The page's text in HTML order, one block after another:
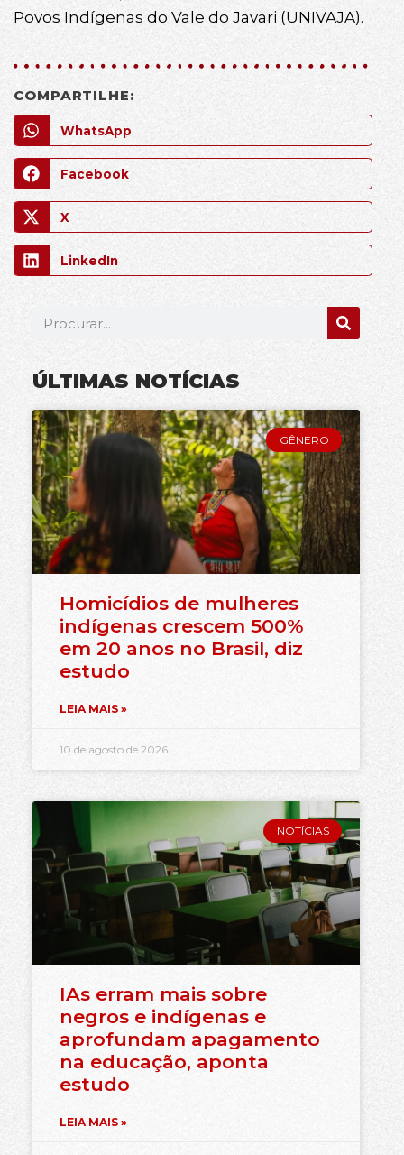
Povos Indígenas do Vale do Javari (UNIVAJA).
COMPARTILHE:
WhatsApp
Facebook
X
LinkedIn
ÚLTIMAS NOTÍCIAS
GÊNERO
Homicídios de mulheres
indígenas crescem 500%
em 20 anos no Brasil, diz
estudo
LEIA MAIS »
10 de agosto de 2026
NOTÍCIAS
IAs erram mais sobre
negros e indígenas e
aprofundam apagamento
na educação, aponta
estudo
LEIA MAIS »